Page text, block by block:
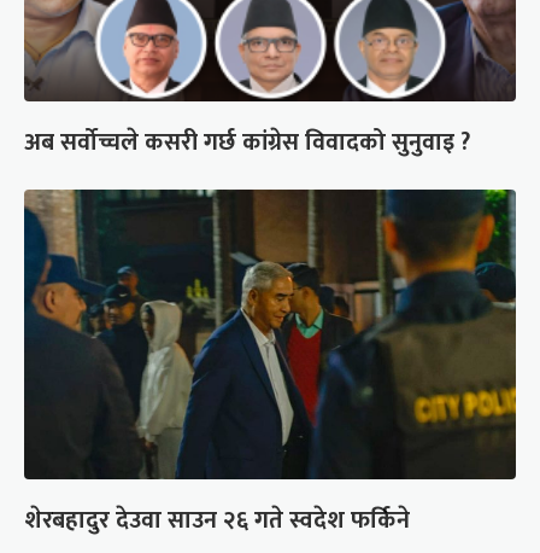
अब सर्वोच्चले कसरी गर्छ कांग्रेस विवादको सुनुवाइ ?
शेरबहादुर देउवा साउन २६ गते स्वदेश फर्किने